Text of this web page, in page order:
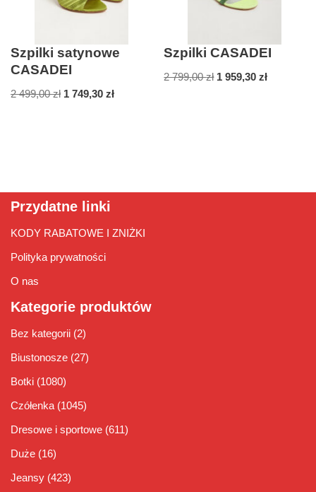
Szpilki satynowe
CASADEI
2 499,00zł 1 749,30 zł
Szpilki CASADEI
2 799,00zł 1 959,30zł
Przydatne linki
KODY RABATOWE I ZNIŻKI
Polityka prywatności
O nas
Kategorie produktów
Bez kategorii (2)
Biustonosze (27)
Botki (1080)
Czółenka (1045)
Dresowe i sportowe (611)
Duże (16)
Jeansy (423)